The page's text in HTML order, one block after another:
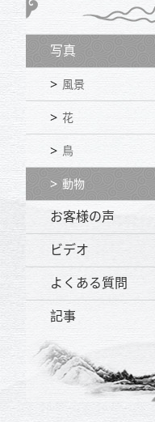
写真
風景
花
鳥
動物
お客様の声
ビデオ
よくある質問
記事